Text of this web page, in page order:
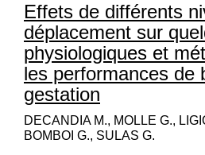
Effets de différents
déplacement sur
physiologiques et
les performances de
gestation
DECANDIA M., MOLLE G.,
BOMBOI G., SULAS G.